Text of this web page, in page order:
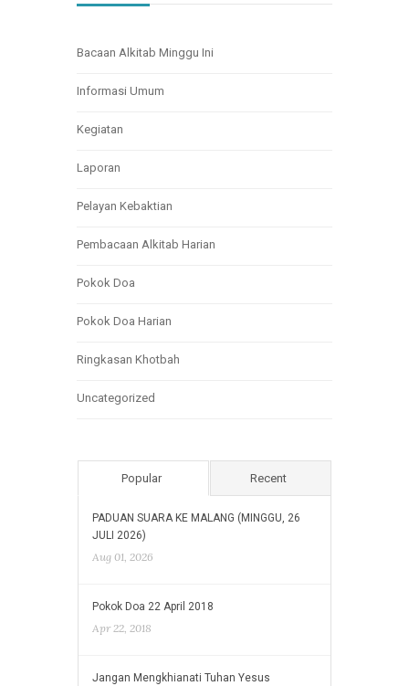
Bacaan Alkitab Minggu Ini
Informasi Umum
Kegiatan
Laporan
Pelayan Kebaktian
Pembacaan Alkitab Harian
Pokok Doa
Pokok Doa Harian
Ringkasan Khotbah
Uncategorized
Popular Recent
PADUAN SUARA KE MALANG (MINGGU, 26
JULI 2026)
Aug 01, 2026
Pokok Doa 22 April 2018
Apr 22, 2018
Jangan Mengkhianati Tuhan Yesus